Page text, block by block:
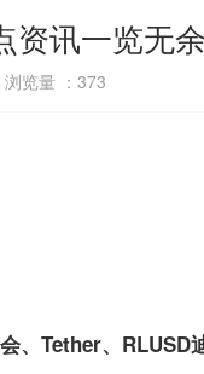
资讯一览无余
览量 ： 373
、Tether、RLUSD